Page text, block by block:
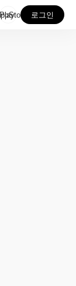
로그인